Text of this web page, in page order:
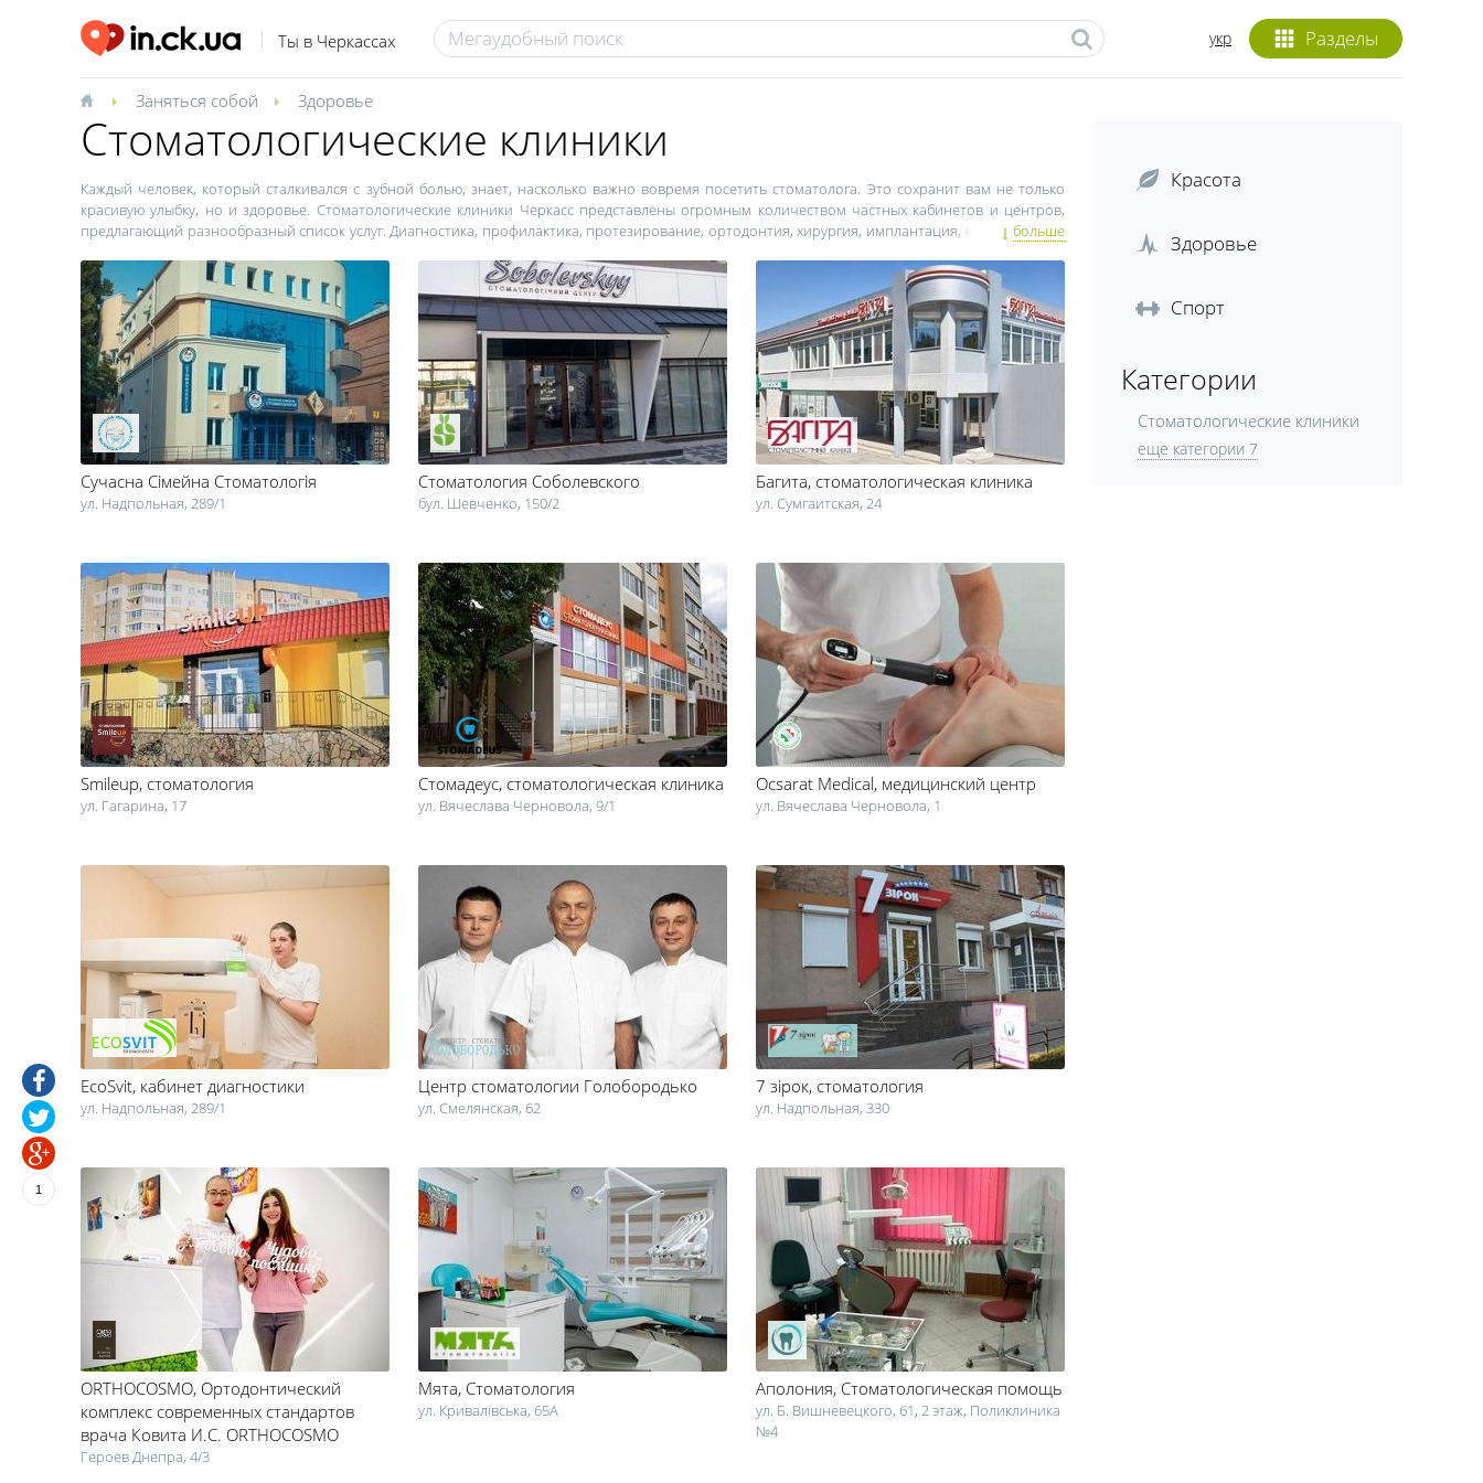
Ты в Черкассах Разделы
укр
Заняться собой Здоровье
Стоматологические клиники
Каждый человек, который сталкивался с зубной болью, знает, насколько важно вовремя посетить стоматолога. Это сохранит вам не только
красивую улыбку, но и здоровье. Стоматологические клиники Черкасс представлены огромным количеством частных кабинетов и центров,
предлагающий разнообразный список услуг. Диагностика, профилактика, протезирование, ортодонтия, хирургия, имплантация, косметическая
Особенное значение для родителей имеют детские стоматологические кабинеты, оборудованные специально для приема маленьких
пациентов. Хорошая атмосфера, понимающий детский стоматолог, современное оборудование и высокие стандарты безопасности – это залог
того, что у ребенка во взрослом возрасте не выработается фобия посещения стоматолога. Выбирая стоматологическую клинику, обратите
внимание на стерильность и механизмы дезинфекции стоматологических приборов. Не стоит объяснять, как важно быть абсолютно уверенным
в безопасности проводимых манипуляций, сидя в стоматологическом кресле. Не стесняйтесь уточнять информацию о методах стерилизации,
очистки и дезинфекции оборудования. Это привычная практика за границей, где каждая клиника обязана уведомить пациента об уровне
защиты от инфекций, который гарантирует их медицинское учреждение.
больше
Сучасна Сімейна Стоматологія
ул. Надпольная, 289/1
Стоматология Соболевского
бул. Шевченко, 150/2
Багита, стоматологическая клиника
ул. Сумгаитская, 24
Smileup, стоматология
ул. Гагарина, 17
Стомадеус, стоматологическая клиника
ул. Вячеслава Черновола, 9/1
Ocsarat Medical, медицинский центр
ул. Вячеслава Черновола, 1
EcoSvit, кабинет диагностики
ул. Надпольная, 289/1
Центр стоматологии Голобородько
ул. Смелянская, 62
7 зірок, стоматология
ул. Надпольная, 330
ORTHOCOSMO, Ортодонтический
комплекс современных стандартов
врача Ковита И.С. ORTHOCOSMO
Героев Днепра, 4/3
Мята, Стоматология
ул. Кривалівська, 65А
Аполония, Стоматологическая помощь
ул. Б. Вишневецкого, 61, 2 этаж, Поликлиника
№4
Красота
Здоровье
Спорт
Категории
Стоматологические клиники
еще категории 7
1